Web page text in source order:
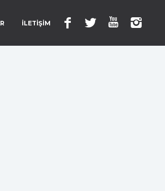
İLETİŞİM